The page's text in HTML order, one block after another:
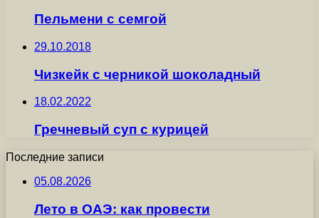
Пельмени с семгой
29.10.2018
Чизкейк с черникой шоколадный
18.02.2022
Гречневый суп с курицей
Последние записи
05.08.2026
Лето в ОАЭ: как провести